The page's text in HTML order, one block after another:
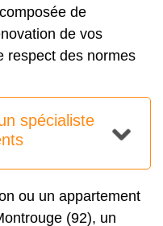
de
de vos
respect des normes
spécialiste
ou un appartement
(92), un